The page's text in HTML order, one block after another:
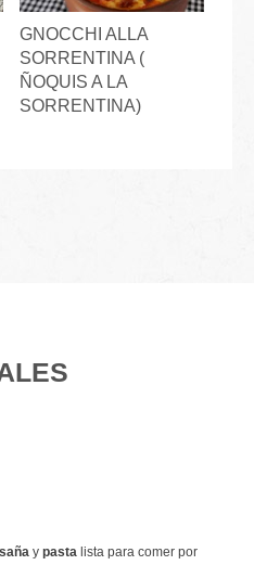
GNOCCHI ALLA
SORRENTINA (
ÑOQUIS A LA
SORRENTINA)
y pasta lista para comer por